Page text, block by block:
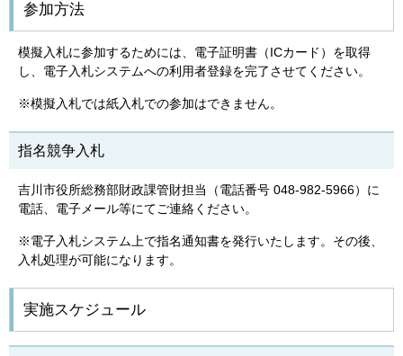
参加方法
模擬入札に参加するためには、電子証明書（ICカード）を取得
し、電子入札システムへの利用者登録を完了させてください。
※模擬入札では紙入札での参加はできません。
指名競争入札
吉川市役所総務部財政課管財担当（電話番号 048-982-5966）に
電話、電子メール等にてご連絡ください。
※電子入札システム上で指名通知書を発行いたします。その後、
入札処理が可能になります。
実施スケジュール